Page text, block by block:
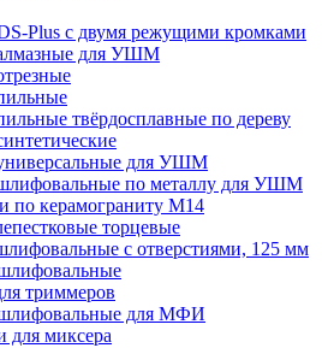
Plus c двумя режущими кромками
для УШМ
твёрдосплавные по дереву
для УШМ
по металлу для УШМ
по керамограниту M14
торцевые
с отверстиями, 125 мм
триммеров
для МФИ
для миксера